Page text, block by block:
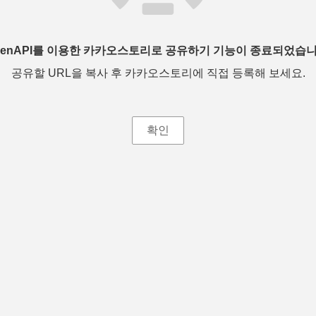
를 이용한 카카오스토리로 공유하기 기능이 종료되었습
공유할 URL을 복사 후 카카오스토리에 직접 등록해 보세요.
확인